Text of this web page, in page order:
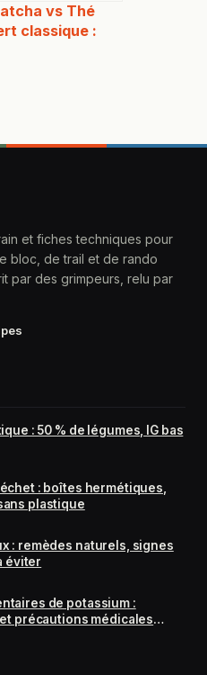
vs Thé
classique :
et fiches techniques pour
bloc, de trail et de rando
par des grimpeurs, relu par
: 50 % de légumes, IG bas
: boîtes hermétiques,
plastique
: remèdes naturels, signes
éviter
de potassium :
précautions médicales